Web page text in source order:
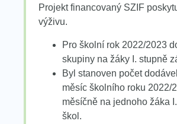
Projekt financovaný SZIF
výživu.
Pro školní rok 2022/2023
skupiny na žáky I. stupně
Byl stanoven počet
měsíc školního roku 2022/
měsíčně na jednoho žáka
škol.